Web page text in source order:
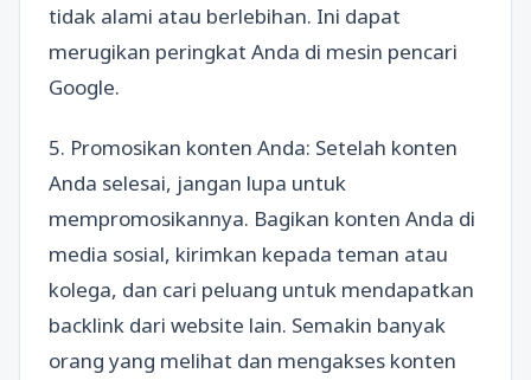
tidak alami atau berlebihan. Ini dapat
merugikan peringkat Anda di mesin pencari
Google.
5. Promosikan konten Anda: Setelah konten
Anda selesai, jangan lupa untuk
mempromosikannya. Bagikan konten Anda di
media sosial, kirimkan kepada teman atau
kolega, dan cari peluang untuk mendapatkan
backlink dari website lain. Semakin banyak
orang yang melihat dan mengakses konten